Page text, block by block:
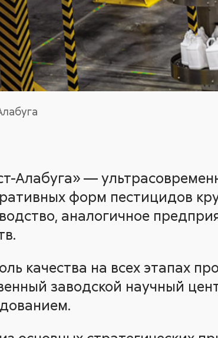
Алабуга» —
форм пестицидов
аналогичное
качества на всех этапах
заводской научный